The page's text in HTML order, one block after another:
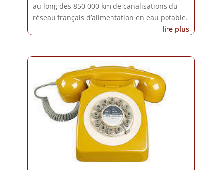
au long des 850 000 km de canalisations du
réseau français d’alimentation en eau potable.
lire plus